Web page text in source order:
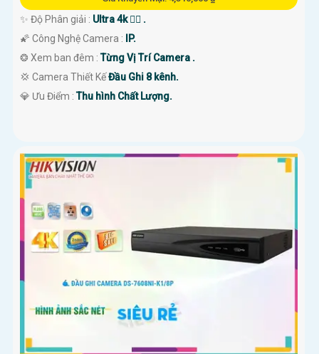
✨ Độ Phân giải : Ultra 4k 👍🏾 .
🌠 Công Nghệ Camera :
IP.
❂ Xem ban đêm :Từng Vị Trí Camera .
💢 Camera Thiết KếĐầu Ghi 8 kênh.
️💎 Ưu Điểm :Thu hình Chất Lượng.